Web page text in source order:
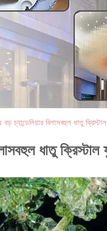
চ্যান্ডেলিয়ার বিলাসবহুল ধাতু
ধাতু ক্রিস্টাল